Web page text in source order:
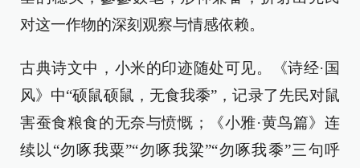
对这一作物的深刻观察与情感依赖。
古典诗文中，小米的印迹随处可见。《诗经·国
风》中“硕鼠硕鼠，无食我黍”，记录了先民对鼠
害蚕食粮食的无奈与愤慨；《小雅·黄鸟篇》连
续以“勿啄我粟”“勿啄我粱”“勿啄我黍”三句呼